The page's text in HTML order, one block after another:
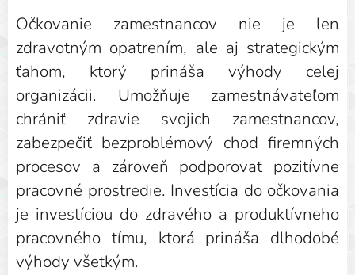
Očkovanie zamestnancov nie je len
zdravotným opatrením, ale aj strategickým
ťahom, ktorý prináša výhody celej
organizácii. Umožňuje zamestnávateľom
chrániť zdravie svojich zamestnancov,
zabezpečiť bezproblémový chod firemných
procesov a zároveň podporovať pozitívne
pracovné prostredie. Investícia do očkovania
je investíciou do zdravého a produktívneho
pracovného tímu, ktorá prináša dlhodobé
výhody všetkým.